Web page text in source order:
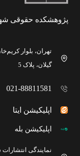
پژوهشکده حقوقی
تهران، بلوار
گیلان، پلاک 5
021-88811581
اپلیکیشن ایتا
اپلیکیشن بله
نمایندگی